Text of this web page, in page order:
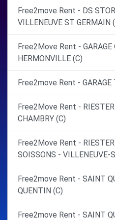
Free2move Rent - DS
VILLENEUVE ST GERMAIN
Free2Move Rent - GARAGE
HERMONVILLE (C)
Free2move Rent -
Free2Move Rent -
CHAMBRY (C)
Free2Move Rent -
SOISSONS - VILLENEUVE-
Free2move Rent - SAINT
QUENTIN (C)
Free2move Rent - SAINT